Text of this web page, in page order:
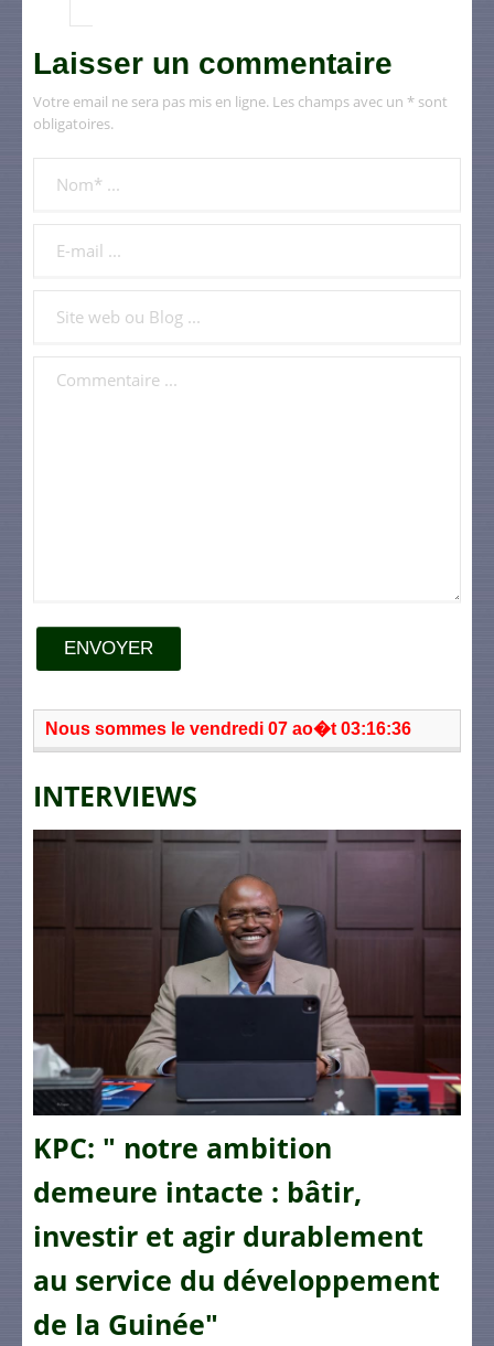
Laisser un commentaire
Votre email ne sera pas mis en ligne. Les champs avec un * sont
obligatoires.
ENVOYER
Nous sommes le vendredi 07 ao�t 03:16:36
INTERVIEWS
KPC: " notre ambition
demeure intacte : bâtir,
investir et agir durablement
au service du développement
de la Guinée"